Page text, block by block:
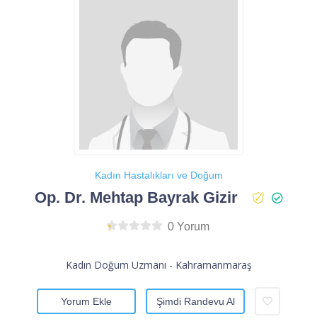
Kadın Hastalıkları ve Doğum
Op. Dr. Mehtap Bayrak Gizir
0 Yorum
Kadın Doğum Uzmanı - Kahramanmaraş
Yorum Ekle Şimdi Randevu Al